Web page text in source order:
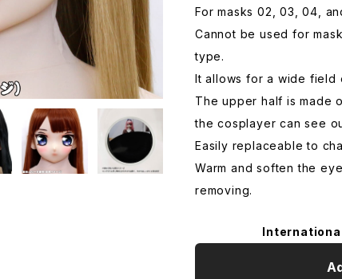
For masks 02, 03, 04,
Cannot be used for
type.
It allows for a wide field
The upper half is made
the cosplayer can see
Easily replaceable to
Warm and soften the
removing.